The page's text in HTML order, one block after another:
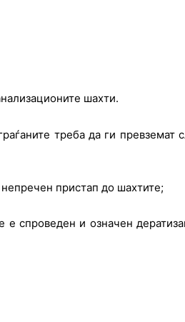
шахти.
треба да ги превземат
непречен пристап до шахтите;
е спроведен и означен